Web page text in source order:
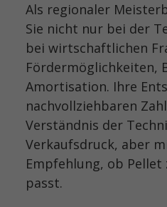
Als regionaler
Sie nicht nur bei der
bei wirtschaftlichen
Fördermöglichkeiten,
Amortisation. Ihre
nachvollziehbaren
Verständnis der
Verkaufsdruck, aber
Empfehlung, ob Pellet
passt.